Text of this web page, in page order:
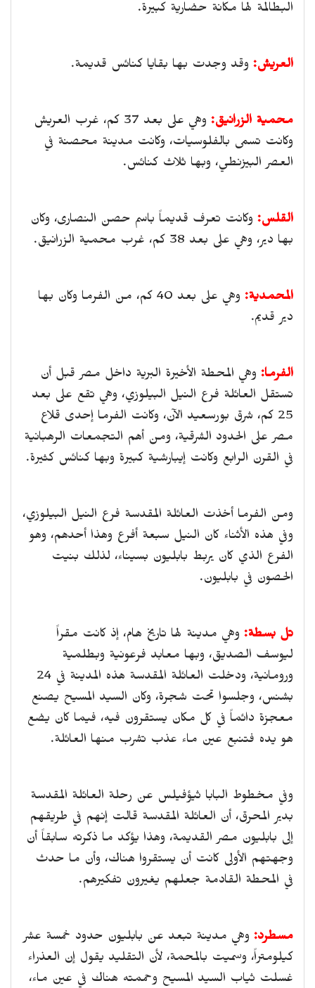
البطالمة لها مكانة حضارية كبيرة.
العريش: وقد وجدت بها بقايا كنائس قديمة.
محمية الزرانيق:
وهي على بعد 37 كم، غرب العريش
وكانت تسمى بالفلوسيات، وكانت مدينة محصنة في
العصر البيزنطي، وبها ثلاث كنائس.
القلس: وكانت تعرف قديماً باسم حصن النصارى، وكان
بها دير، وهي على بعد 38 كم، غرب محمية الزرانيق.
المحمدية:
وهي على بعد 40 كم، من الفرما وكان بها
دير قديم.
الفرما: وهي المحطة الأخيرة البرية داخل مصر قبل أن
تستقل العائلة فرع النيل البيلوزي، وهي تقع على بعد
25 كم، شرق بورسعيد الآن، وكانت الفرما إحدى قلاع
مصر على الحدود الشرقية، ومن أهم التجمعات الرهبانية
في القرن الرابع وكانت إيبارشية كبيرة وبها كنائس كثيرة.
ومن الفرما أخذت العائلة المقدسة فرع النيل البيلوزي،
وفي هذه الأثناء كان النيل سبعة أفرع وهذا أحدهم، وهو
الفرع الذي كان يربط بابليون بسيناء، لذلك بنيت
الحصون في بابليون.
تل بسطة: وهي مدينة لها تاريخ هام، إذ كانت مقراً
ليوسف الصديق، وبها معابد فرعونية وبطلمية
ورومانية، ودخلت العائلة المقدسة هذه المدينة في 24
بشنس، وجلسوا تحت شجرة، وكان السيد المسيح يصنع
معجزة دائماً في كل مكان يستقرون فيه، فيما كان يضع
هو يده فتنبع عين ماء عذب تشرب منها العائلة.
وفي مخطوط البابا ثيؤفيلس عن رحلة العائلة المقدسة
بدير المحرق، أن العائلة المقدسة قالت إنهم في طريقهم
إلى بابليون مصر القديمة، وهذا يؤكد ما ذكرته سابقاً أن
وجهتهم الأولى كانت أن يستقروا هناك، وأن ما حدث
في المحطة القادمة جعلهم يغيرون تفكيرهم.
مسطرد: وهي مدينة تبعد عن بابليون حدود خمسة عشر
كيلومتراً، وسميت بالمحمة، لأن التقليد يقول إن العذراء
غسلت ثياب السيد المسيح وحممته هناك في عين ماء،